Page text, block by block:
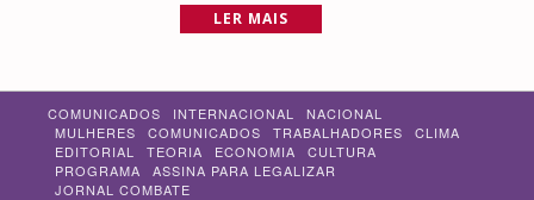
LER MAIS
COMUNICADOS INTERNACIONAL
NACIONAL
MULHERES
COMUNICADOS TRABALHADORES
CLIMA
EDITORIAL
TEORIA ECONOMIA
CULTURA
PROGRAMA
ASSINA PARA LEGALIZAR
JORNAL COMBATE